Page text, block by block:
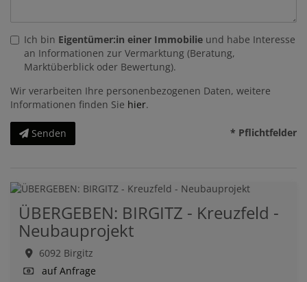
Ich bin Eigentümer:in einer Immobilie und habe Interesse
an Informationen zur Vermarktung (Beratung,
Marktüberblick oder Bewertung).
Wir verarbeiten Ihre personenbezogenen Daten, weitere
Informationen finden Sie hier.
Senden * Pflichtfelder
ÜBERGEBEN: BIRGITZ - Kreuzfeld -
Neubauprojekt
6092 Birgitz
auf Anfrage